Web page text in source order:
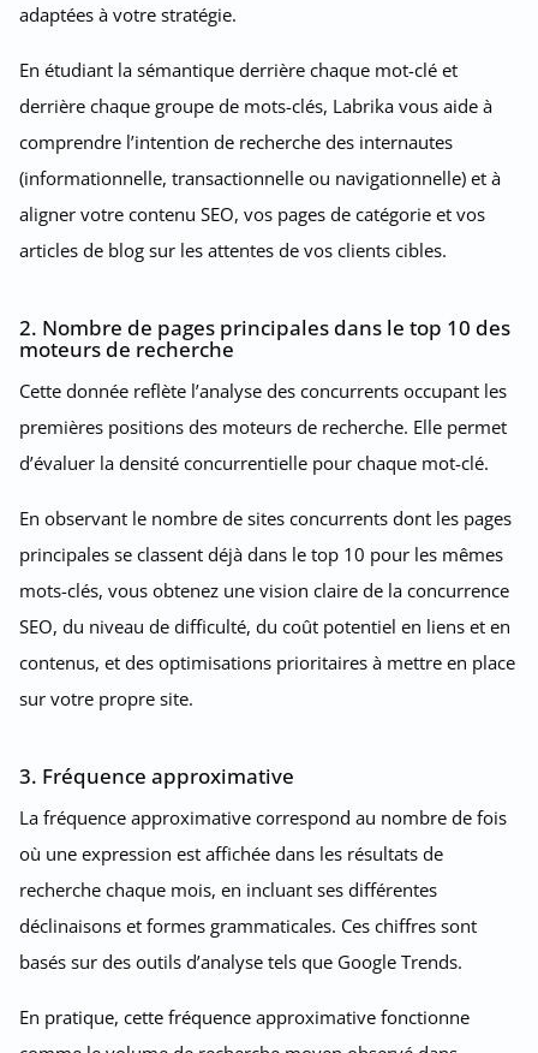
adaptées à votre stratégie.
En étudiant la sémantique derrière chaque mot-clé et
derrière chaque groupe de mots-clés, Labrika vous aide à
comprendre l’intention de recherche des internautes
(informationnelle, transactionnelle ou navigationnelle) et à
aligner votre contenu SEO, vos pages de catégorie et vos
articles de blog sur les attentes de vos clients cibles.
2. Nombre de pages principales dans le top 10 des
moteurs de recherche
Cette donnée reflète l’analyse des concurrents occupant les
premières positions des moteurs de recherche. Elle permet
d’évaluer la densité concurrentielle pour chaque mot-clé.
En observant le nombre de sites concurrents dont les pages
principales se classent déjà dans le top 10 pour les mêmes
mots-clés, vous obtenez une vision claire de la concurrence
SEO, du niveau de difficulté, du coût potentiel en liens et en
contenus, et des optimisations prioritaires à mettre en place
sur votre propre site.
3. Fréquence approximative
La fréquence approximative correspond au nombre de fois
où une expression est affichée dans les résultats de
recherche chaque mois, en incluant ses différentes
déclinaisons et formes grammaticales. Ces chiffres sont
basés sur des outils d’analyse tels que Google Trends.
En pratique, cette fréquence approximative fonctionne